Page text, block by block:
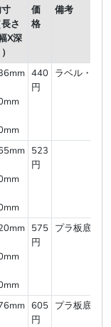
長さ
X深
価
格
備考
440
円
ラベル・底
523
円
575
円
プラ板底敷
605
円
プラ板底敷